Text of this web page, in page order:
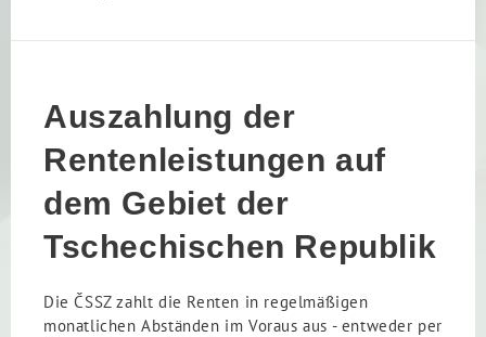
Auszahlung der
Rentenleistungen auf
dem Gebiet der
Tschechischen Republik
Die ČSSZ zahlt die Renten in regelmäßigen
monatlichen Abständen im Voraus aus - entweder per